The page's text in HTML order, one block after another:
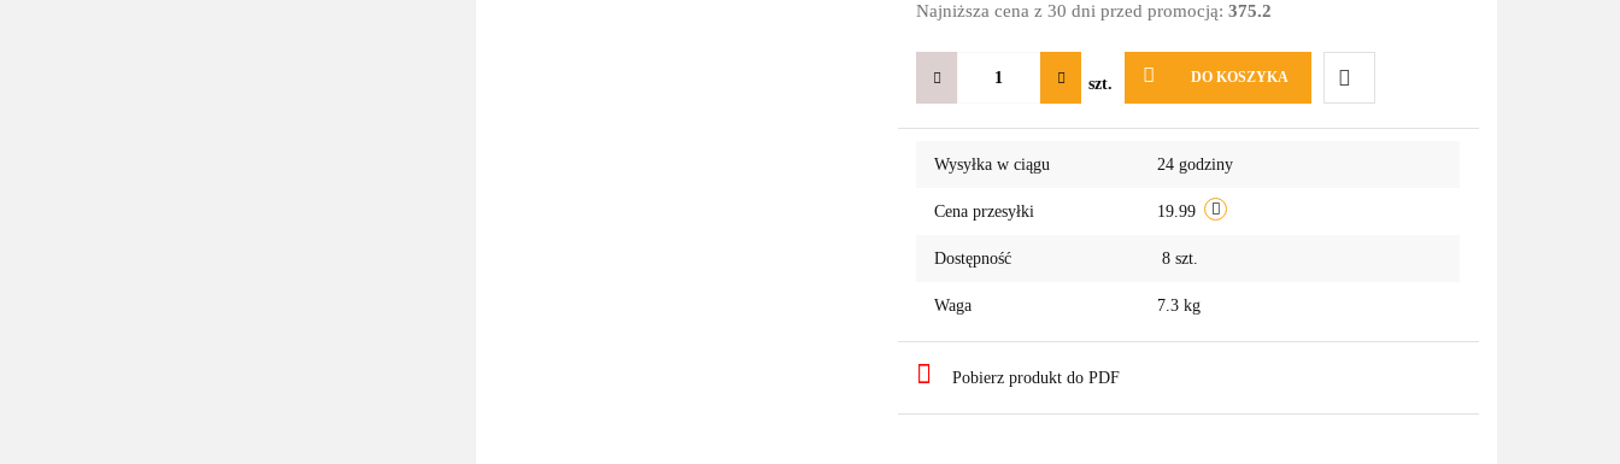
Najniższa cena z 30 dni przed promocją:375.2
szt. DO KOSZYKA
Do
Wysyłka w ciągu 24 godziny
Cena przesyłki 19.99
Dostępność 8 szt.
Waga 7.3 kg
Pobierz produkt do PDF